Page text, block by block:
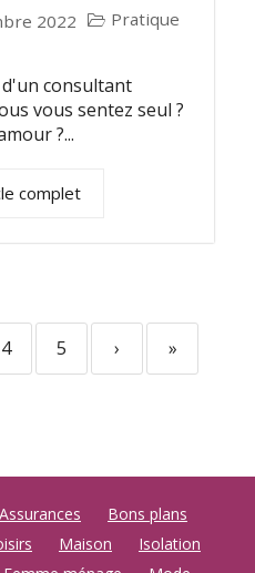
2022
Pratique
consultant
vous sentez seul ?
?...
complet
4 5 › »
Assurances
Bons plans
Maison
Isolation